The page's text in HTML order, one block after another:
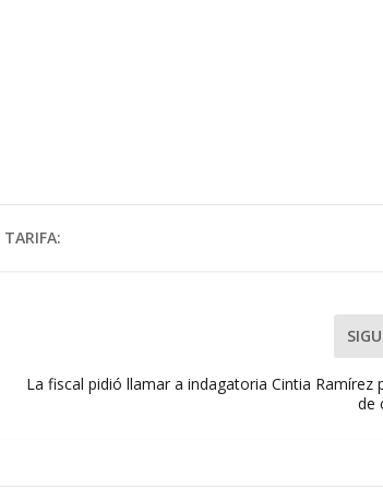
TARIFA:
La fiscal pidió llamar a indagatoria Cintia Ramírez
de